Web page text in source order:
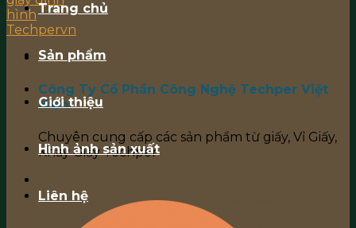
Công Ty Cổ Phần Công Nghệ Techper Việt
Nam
Chuyên cung cấp các sản phẩm từ giấy, Vỉ Giấy,
Khay Giấy Techper
Trang chủ
Sản phẩm
Giới thiệu
Hình ảnh sản xuất
Liên hệ